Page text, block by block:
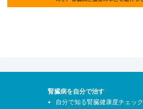
腎臓病を自分で治す
自分で知る腎臓健康度チェック